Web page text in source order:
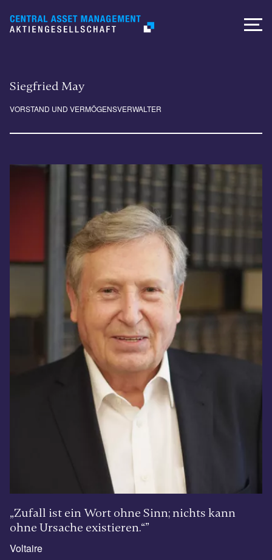
Siegfried May
VORSTAND UND VERMÖGENSVERWALTER
„Zufall ist ein Wort ohne Sinn; nichts kann
ohne Ursache existieren.“”
Voltaire